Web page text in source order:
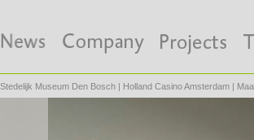
Stedelijk Museum Den Bosch | Holland Casino Amsterdam |